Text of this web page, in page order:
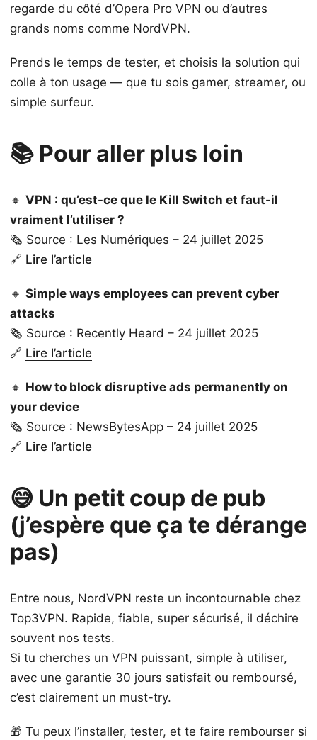
regarde du côté d’Opera Pro VPN ou d’autres
grands noms comme NordVPN.
Prends le temps de tester, et choisis la solution qui
colle à ton usage — que tu sois gamer, streamer, ou
simple surfeur.
📚 Pour aller plus loin
🔸 VPN : qu’est-ce que le Kill Switch et faut-il
vraiment l’utiliser ?
🗞️ Source : Les Numériques – 24 juillet 2025
🔗 Lire l’article
🔸 Simple ways employees can prevent cyber
attacks
🗞️ Source : Recently Heard – 24 juillet 2025
🔗 Lire l’article
🔸 How to block disruptive ads permanently on
your device
🗞️ Source : NewsBytesApp – 24 juillet 2025
🔗 Lire l’article
😅 Un petit coup de pub
(j’espère que ça te dérange
pas)
Entre nous, NordVPN reste un incontournable chez
Top3VPN. Rapide, fiable, super sécurisé, il déchire
souvent nos tests.
Si tu cherches un VPN puissant, simple à utiliser,
avec une garantie 30 jours satisfait ou remboursé,
c’est clairement un must-try.
🎁 Tu peux l’installer, tester, et te faire rembourser si